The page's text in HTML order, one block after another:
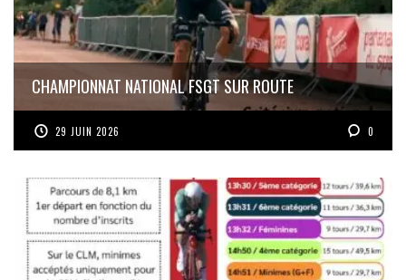
CHAMPIONNAT NATIONAL FSGT SUR ROUTE
29 JUIN 2026 0